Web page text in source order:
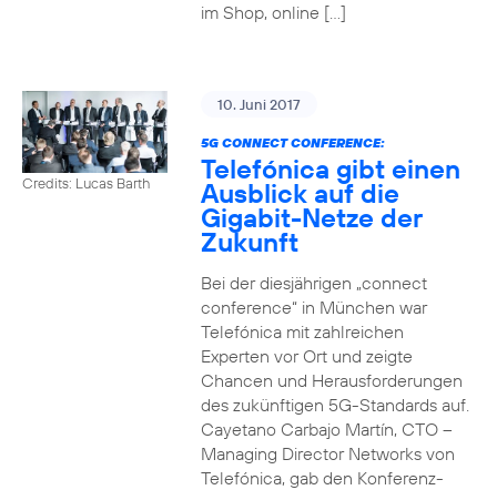
im Shop, online […]
Credits: Lucas Barth
10. Juni 2017
5G CONNECT CONFERENCE:
Telefónica gibt einen
Ausblick auf die
Gigabit-Netze der
Zukunft
Bei der diesjährigen „connect
conference“ in München war
Telefónica mit zahlreichen
Experten vor Ort und zeigte
Chancen und Herausforderungen
des zukünftigen 5G-Standards auf.
Cayetano Carbajo Martín, CTO –
Managing Director Networks von
Telefónica, gab den Konferenz-